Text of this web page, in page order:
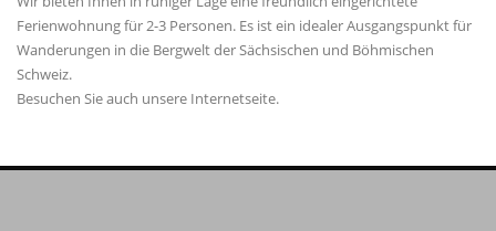
Ferienwohnung für 2-3 Personen. Es ist ein idealer Ausgangspunkt für
Wanderungen in die Bergwelt der Sächsischen und Böhmischen
Schweiz.
Besuchen Sie auch unsere Internetseite.